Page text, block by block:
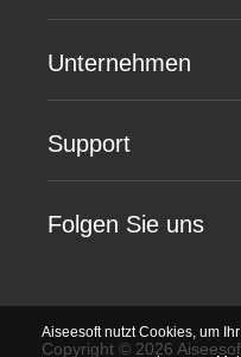
Unternehmen
Support
Folgen Sie uns
Copyright © 2026
Aiseesoft nutzt Cookies, um